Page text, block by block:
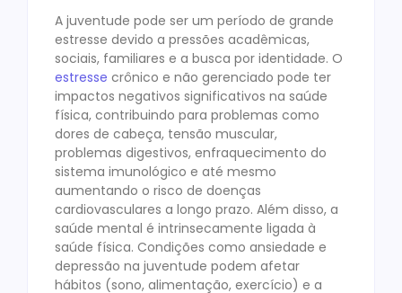
A juventude pode ser um período de grande
estresse devido a pressões acadêmicas,
sociais, familiares e a busca por identidade. O
estresse crônico e não gerenciado pode ter
impactos negativos significativos na saúde
física, contribuindo para problemas como
dores de cabeça, tensão muscular,
problemas digestivos, enfraquecimento do
sistema imunológico e até mesmo
aumentando o risco de doenças
cardiovasculares a longo prazo. Além disso, a
saúde mental é intrinsecamente ligada à
saúde física. Condições como ansiedade e
depressão na juventude podem afetar
hábitos (sono, alimentação, exercício) e a